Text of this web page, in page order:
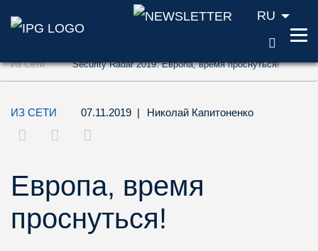
Перейти к содержанию (ключ доступа
Перейти к поиску (ключ доступа '2')
Перейти к навигации (ключ доступа '3')
RU
Из Сети Security Radar 2019: Европа, время проснуться!
ИЗ СЕТИ 07.11.2019 | Николай Капитоненко
Европа, время
проснуться!